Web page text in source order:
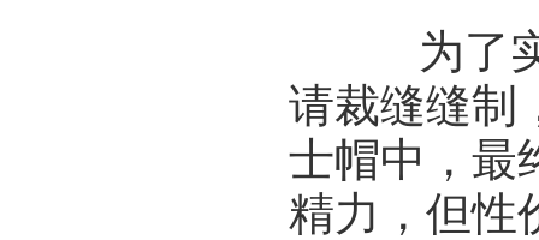
为了实
请裁缝缝制
士帽中，最
精力，但性